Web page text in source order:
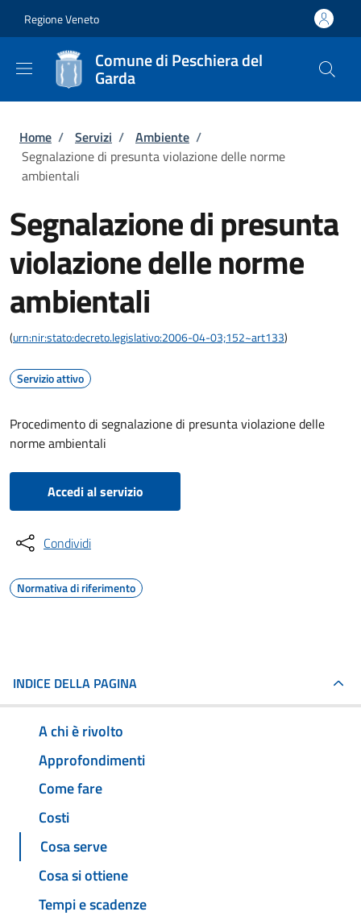
Regione Veneto
Comune di Peschiera del
Garda
Briciole di pane
Home / Servizi / Ambiente /
Segnalazione di presunta violazione delle norme
ambientali
Segnalazione di presunta
violazione delle norme
ambientali
(urn:nir:stato:decreto.legislativo:2006-04-03;152~art133)
Servizio attivo
Procedimento di segnalazione di presunta violazione delle
norme ambientali
Accedi al servizio
Condividi
Normativa di riferimento
INDICE DELLA PAGINA
A chi è rivolto
Approfondimenti
Come fare
Costi
Cosa serve
Cosa si ottiene
Tempi e scadenze